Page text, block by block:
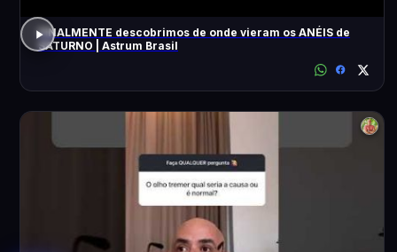
FINALMENTE descobrimos de onde vieram os ANÉIS de
SATURNO | Astrum Brasil